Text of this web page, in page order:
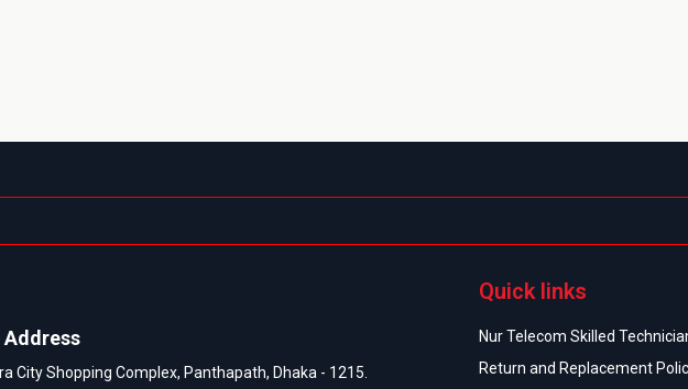
Address
City Shopping Complex, Panthapath, Dhaka - 1215.
Quick links
Nur Telecom Skilled
Return and Replacement